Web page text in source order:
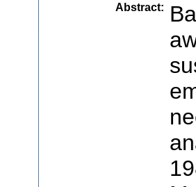
Abstract: